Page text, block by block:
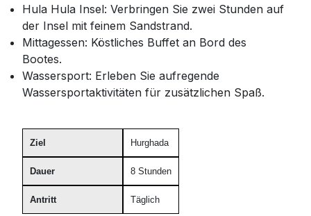
Hula Hula Insel: Verbringen Sie zwei Stunden auf
der Insel mit feinem Sandstrand.
Mittagessen: Köstliches Buffet an Bord des
Bootes.
Wassersport: Erleben Sie aufregende
Wassersportaktivitäten für zusätzlichen Spaß.
Ziel
Dauer
Antritt
Hurghada
8 Stunden
Täglich